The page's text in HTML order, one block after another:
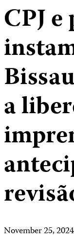
CPJ
a
November 25,